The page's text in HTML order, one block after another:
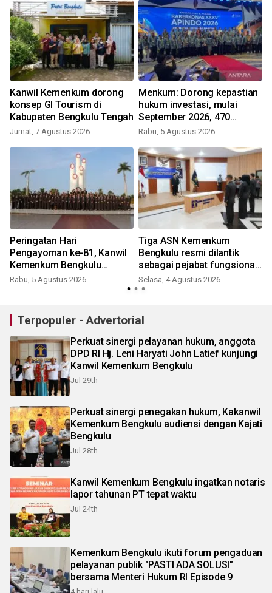
Kanwil Kemenkum dorong
konsep GI Tourism di
Kabupaten Bengkulu Tengah
Jumat, 7 Agustus 2026
Menkum: Dorong kepastian
hukum investasi, mulai
September 2026, 470
layanan Kementerian Hukum
Rabu, 5 Agustus 2026
Peringatan Hari
Pengayoman ke-81, Kanwil
Kemenkum Bengkulu
laksanakan upacara tabur
Rabu, 5 Agustus 2026
Tiga ASN Kemenkum
Bengkulu resmi dilantik
sebagai pejabat fungsional,
Kakanwil tekankan integritas
dan profesionalisme
Selasa, 4 Agustus 2026
Terpopuler - Advertorial
Perkuat sinergi pelayanan hukum, anggota
DPD RI Hj. Leni Haryati John Latief kunjungi
Kanwil Kemenkum Bengkulu
Jul 29th
Perkuat sinergi penegakan hukum, Kakanwil
Kemenkum Bengkulu audiensi dengan Kajati
Bengkulu
Jul 28th
Kanwil Kemenkum Bengkulu ingatkan notaris
lapor tahunan PT tepat waktu
Jul 24th
Kemenkum Bengkulu ikuti forum pengaduan
pelayanan publik "PASTI ADA SOLUSI"
bersama Menteri Hukum RI Episode 9